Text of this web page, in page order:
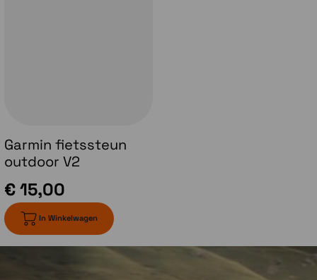
Garmin fietssteun
outdoor V2
€ 15,00
In Winkelwagen